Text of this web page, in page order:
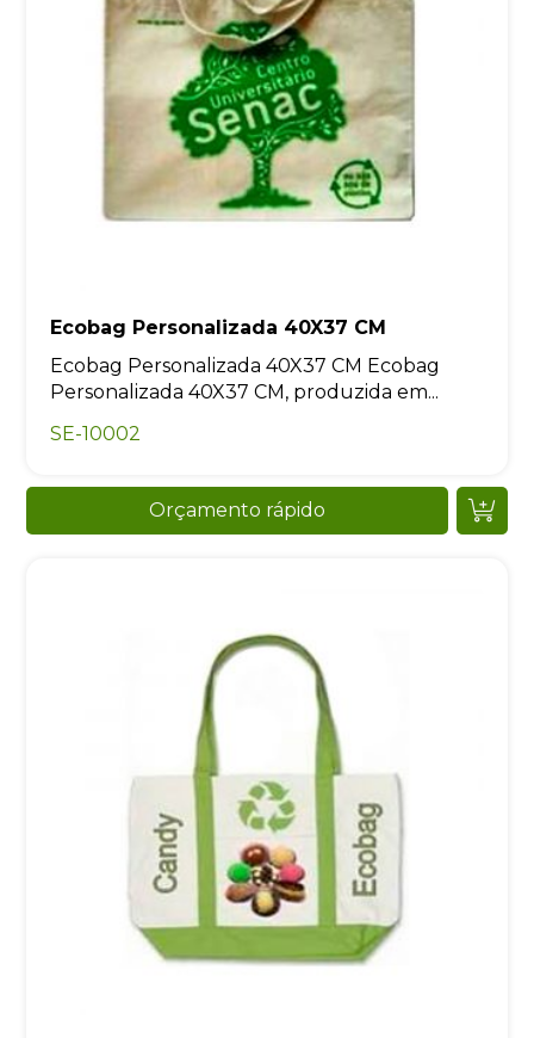
Ecobag Personalizada 40X37 CM
Ecobag Personalizada 40X37 CM Ecobag
Personalizada 40X37 CM, produzida em...
SE-10002
Orçamento rápido